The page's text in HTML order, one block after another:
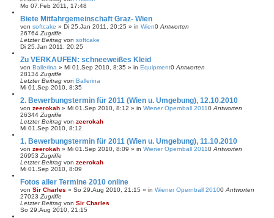
Mo 07.Feb 2011, 17:48
Biete Mitfahrgemeinschaft Graz- Wien
von softcake » Di 25.Jan 2011, 20:25 » in Wien0 Antworten
26764 Zugriffe
Letzter Beitrag von softcake
Di 25.Jan 2011, 20:25
Zu VERKAUFEN: schneeweißes Kleid
von Ballerina » Mi 01.Sep 2010, 8:35 » in Equipment0 Antworten
28134 Zugriffe
Letzter Beitrag von Ballerina
Mi 01.Sep 2010, 8:35
2. Bewerbungstermin für 2011 (Wien u. Umgebung), 12.10.2010
von zeerokah » Mi 01.Sep 2010, 8:12 » in Wiener Opernball 20110 Antworten
26344 Zugriffe
Letzter Beitrag von zeerokah
Mi 01.Sep 2010, 8:12
1. Bewerbungstermin für 2011 (Wien u. Umgebung), 11.10.2010
von zeerokah » Mi 01.Sep 2010, 8:09 » in Wiener Opernball 20110 Antworten
26953 Zugriffe
Letzter Beitrag von zeerokah
Mi 01.Sep 2010, 8:09
Fotos aller Termine 2010 online
von Sir Charles » So 29.Aug 2010, 21:15 » in Wiener Opernball 20100 Antworten
27023 Zugriffe
Letzter Beitrag von Sir Charles
So 29.Aug 2010, 21:15